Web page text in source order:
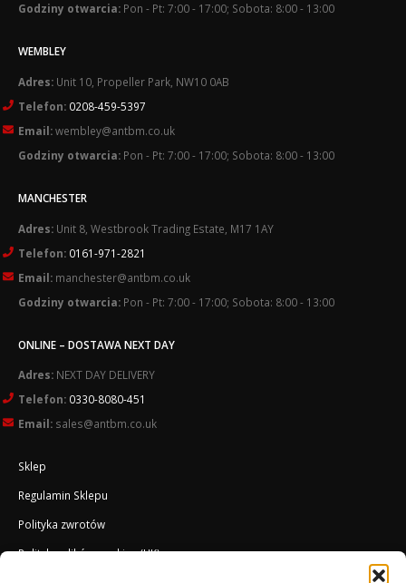
Godziny otwarcia: Pon - Pt: 7:00 - 17:00; Sobota: 8:00 - 13:00
WEMBLEY
Adres: Unit 10, Propeller Park, NW10 0AB
Telefon: 0208-459-5397
Email:wembley@antbm.co.uk
Godziny otwarcia: Pon - Pt: 7:00 - 17:00; Sobota: 8:00 - 13:00
MANCHESTER
Adres: Unit 8, Westbrook Trading Estate, M17 1AY
Telefon: 0161-971-2821
Email: manchester@antbm.co.uk
Godziny otwarcia: Pon - Pt: 7:00 - 17:00; Sobota: 8:00 - 13:00
ONLINE – DOSTAWA NEXT DAY
Adres: NEXT DAY DELIVERY
Telefon: 0330-8080-451
Email: sales@antbm.co.uk
Sklep
Regulamin Sklepu
Polityka zwrotów
Polityka plików cookies (UK)